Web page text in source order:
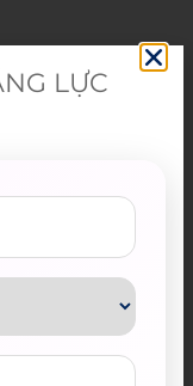
LỰC